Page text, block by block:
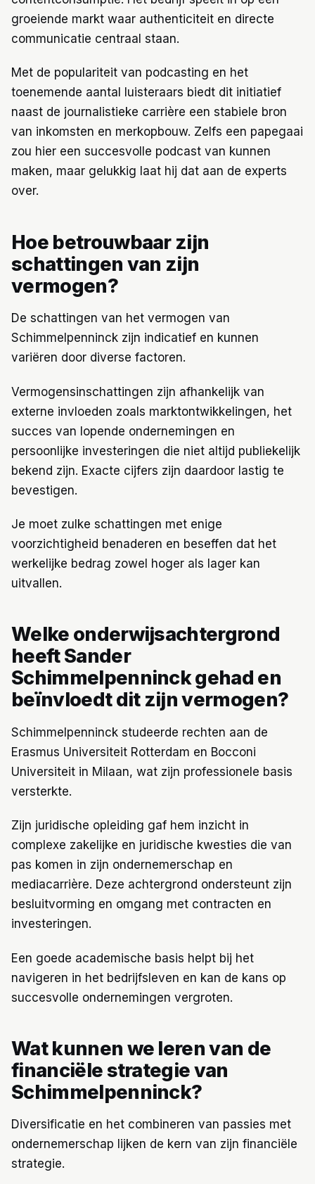
groeiende markt waar authenticiteit en directe
communicatie centraal staan.
Met de populariteit van podcasting en het
toenemende aantal luisteraars biedt dit initiatief
naast de journalistieke carrière een stabiele bron
van inkomsten en merkopbouw. Zelfs een papegaai
zou hier een succesvolle podcast van kunnen
maken, maar gelukkig laat hij dat aan de experts
over.
Hoe betrouwbaar zijn
schattingen van zijn
vermogen?
De schattingen van het vermogen van
Schimmelpenninck zijn indicatief en kunnen
variëren door diverse factoren.
Vermogensinschattingen zijn afhankelijk van
externe invloeden zoals marktontwikkelingen, het
succes van lopende ondernemingen en
persoonlijke investeringen die niet altijd publiekelijk
bekend zijn. Exacte cijfers zijn daardoor lastig te
bevestigen.
Je moet zulke schattingen met enige
voorzichtigheid benaderen en beseffen dat het
werkelijke bedrag zowel hoger als lager kan
uitvallen.
Welke onderwijsachtergrond
heeft Sander
Schimmelpenninck gehad en
beïnvloedt dit zijn vermogen?
Schimmelpenninck studeerde rechten aan de
Erasmus Universiteit Rotterdam en Bocconi
Universiteit in Milaan, wat zijn professionele basis
versterkte.
Zijn juridische opleiding gaf hem inzicht in
complexe zakelijke en juridische kwesties die van
pas komen in zijn ondernemerschap en
mediacarrière. Deze achtergrond ondersteunt zijn
besluitvorming en omgang met contracten en
investeringen.
Een goede academische basis helpt bij het
navigeren in het bedrijfsleven en kan de kans op
succesvolle ondernemingen vergroten.
Wat kunnen we leren van de
financiële strategie van
Schimmelpenninck?
Diversificatie en het combineren van passies met
ondernemerschap lijken de kern van zijn financiële
strategie.